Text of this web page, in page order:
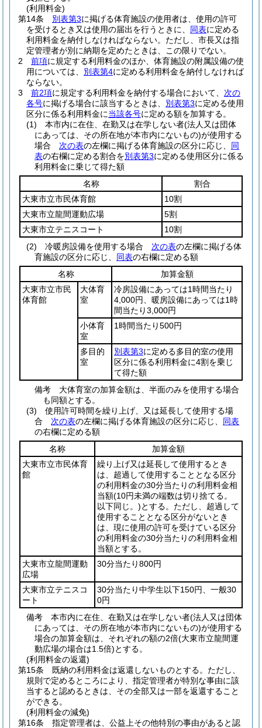
(利用料金)
第14条
別表第3に掲げる体育施設の使用者は、使用の許可
を受けるとき又は使用の届出を行うときに、 同表に定める
利用料金を納付しなければならない。 ただし、市長又は指
定管理者が別に納期を定めたときは、この限りでない。
2
前項に規定する利用料金のほか、体育施設の附属設備の使
用については、 別表第4に定める利用料金を納付しなければ
ならない。
3
前2項に規定する利用料金を納付する場合において、 次の
各号に掲げる場合に該当するときは、 別表第3に定める使用
区分に係る利用料金に当該各号に定める額を加算する。
(1)
本市内に在住、在勤又は在学しない者(法人又は団体
にあっては、その所在地が本市内にないもの)が使用する
場合 次の表の左欄に掲げる体育施設の区分に応じ、 同
表の右欄に定める割合を別表第3に定める使用区分に係る
利用料金に乗じて得た額
名称
割合
大東市立市民体育館
10割
大東市立龍間運動広場
5割
大東市立テニスコート
10割
(2)
冷暖房設備を使用する場合 次の表の左欄に掲げる体
育施設の区分に応じ、 同表の右欄に定める額
名称
加算金額
大東市立市民
体育館
大体育
室
冷房設備にあっては1時間当たり
4,000円、暖房設備にあっては1時
間当たり3,000円
小体育
室
1時間当たり500円
多目的
室
別表第3に定める多目的室の使用
区分に係る利用料金に4割を乗じ
て得た額
備考 大体育室の加算金額は、半面のみを使用する場合
も同額とする。
(3)
使用許可時間を繰り上げ、又は延長して使用する場
合 次の表の左欄に掲げる体育施設の区分に応じ、 同表
の右欄に定める額
名称
加算金額
大東市立市民体育
館
繰り上げ又は延長して使用するとき
は、超過して使用することとなる区分
の利用料金の30分当たりの利用料金相
当額(10円未満の端数は切り捨てる。
以下同じ。)とする。ただし、超過して
使用することとなる区分がないとき
は、現に使用の許可を受けている区分
の利用料金の30分当たりの利用料金相
当額とする。
大東市立龍間運動
広場
30分当たり800円
大東市立テニスコ
ート
30分当たり中学生以下150円、一般30
0円
備考 本市内に在住、在勤又は在学しない者(法人又は団体
にあっては、その所在地が本市内にないもの)が使用する
場合の加算金額は、それぞれの額の2倍(大東市立龍間運
動広場の場合は1.5倍)とする。
(利用料金の返還)
第15条
既納の利用料金は返還しないものとする。 ただし、
規則で定めるところにより、指定管理者が特別な事由に該
当すると認めるときは、その全部又は一部を返還すること
ができる。
(利用料金の減免)
第16条
指定管理者は、公益上その他特別の事由があると認